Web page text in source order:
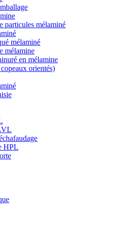
particules mélaminé
mélaminé
mélamine
en mélamine
orientés)
HPL